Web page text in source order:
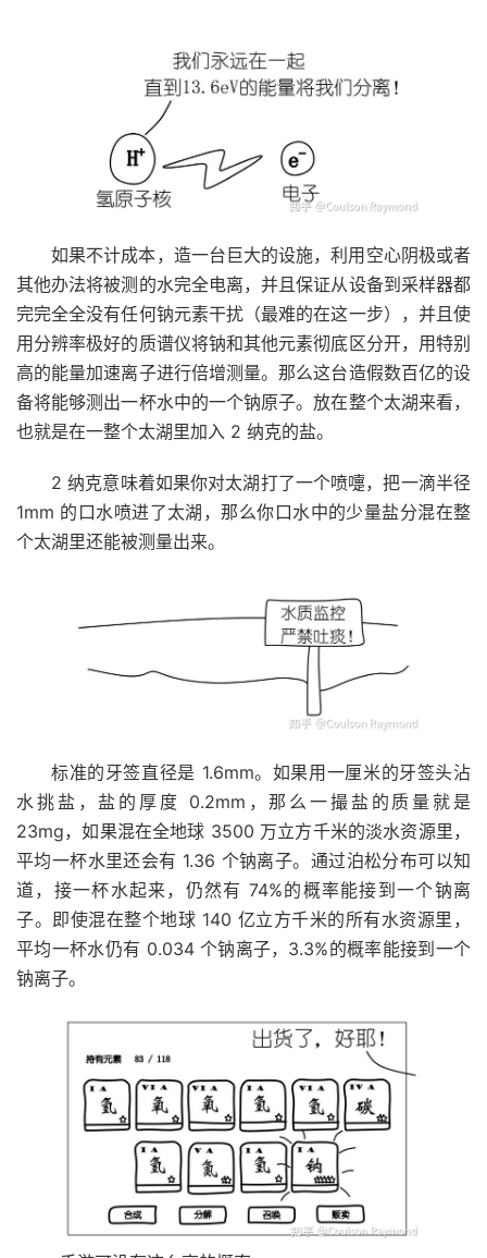
如果不计成本，造一台巨大的设施，利用空心阴极或者
其他办法将被测的水完全电离，并且保证从设备到采样器都
完完全全没有任何钠元素干扰（最难的在这一步），并且使
用分辨率极好的质谱仪将钠和其他元素彻底区分开，用特别
高的能量加速离子进行倍增测量。那么这台造假数百亿的设
备将能够测出一杯水中的一个钠原子。放在整个太湖来看，
也就是在一整个太湖里加入 2 纳克的盐。
2 纳克意味着如果你对太湖打了一个喷嚏，把一滴半径
1mm 的口水喷进了太湖，那么你口水中的少量盐分混在整
个太湖里还能被测量出来。
标准的牙签直径是 1.6mm。如果用一厘米的牙签头沾
水挑盐，盐的厚度 0.2mm，那么一撮盐的质量就是
23mg，如果混在全地球 3500 万立方千米的淡水资源里，
平均一杯水里还会有 1.36 个钠离子。通过泊松分布可以知
道，接一杯水起来，仍然有 74%的概率能接到一个钠离
子。即使混在整个地球 140 亿立方千米的所有水资源里，
平均一杯水仍有 0.034 个钠离子，3.3%的概率能接到一个
钠离子。